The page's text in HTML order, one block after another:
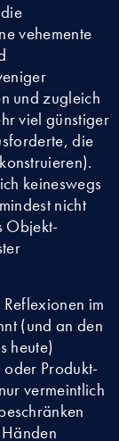
vehemente
und zugleich
viel günstiger
die
keineswegs
nicht
Objekt-
im
(und an den
heute)
Produkt-
vermeintlich